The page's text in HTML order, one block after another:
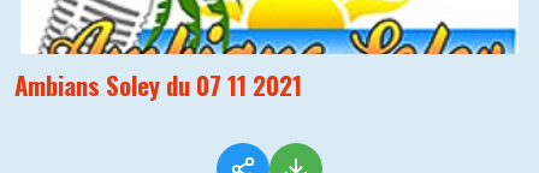
Ambians Soley du 07 11 2021